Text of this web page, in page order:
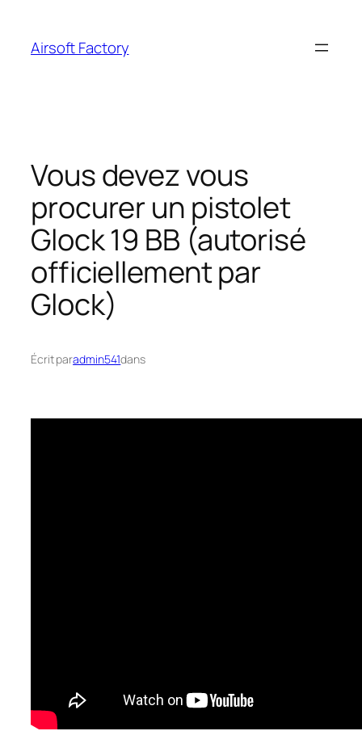
contenu
Airsoft Factory
Vous devez vous
procurer un pistolet
Glock 19 BB (autorisé
officiellement par
Glock)
Écrit paradmin541dans